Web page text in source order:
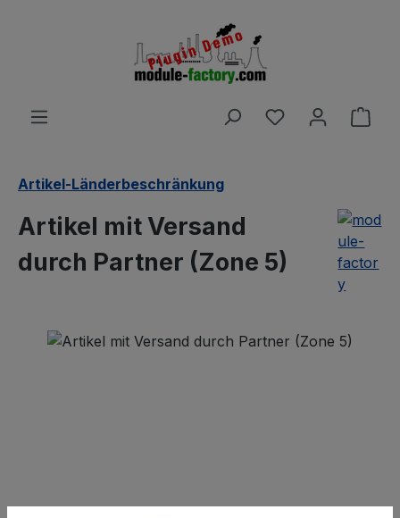
Du hast 0
Artikel-Länderbeschränkung
Artikel mit Versand
durch Partner (Zone 5)